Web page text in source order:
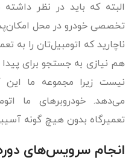
البته که باید در نظر
تخصصی خودرو در محل
ناچارید که اتومبیل‌تان را به
هم نیازی به جستجو برای
نیست زیرا مجموعه ما این
می‌دهد. خودروبرهای ما
تعمیرگاه بدون هیچ گونه
انجام سرویس‌های